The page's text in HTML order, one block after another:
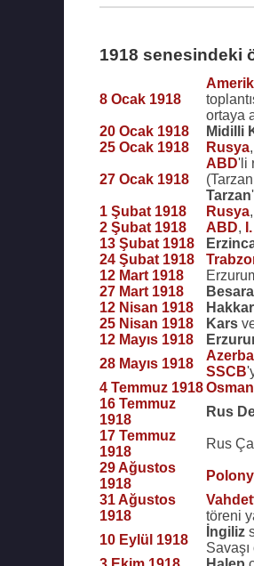
1918 senesindeki
8 Ocak 1918
ortaya
20 Ocak 1918
Midilli
25 Ocak 1918
Rusya,
27 Ocak 1918
ABD'li
Tarzan
1 Şubat 1918
Rusya,
2 Şubat 1918
ABD,
13 Şubat 1918
24 Şubat 1918
12 Mart 1918
27 Mart 1918
12 Nisan 1918
25 Nisan 1918
Kars
12 Mayıs 1918
28 Mayıs 1918
SSCB
4 Temmuz 1918
16 Temmuz
1918
Rus
17 Temmuz
1918
Rus
29 Ağustos
1918
31 Ağustos
1918
töreni
10 Eylül 1918
İngiliz